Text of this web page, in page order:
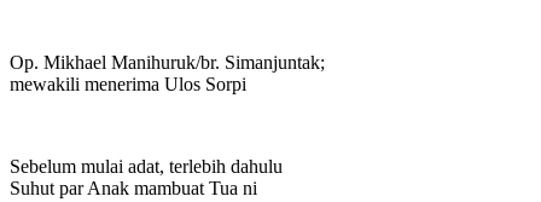
Op. Mikhael Manihuruk/br. Simanjuntak;
mewakili menerima Ulos Sorpi
Sebelum mulai adat, terlebih dahulu
Suhut par Anak mambuat Tua ni